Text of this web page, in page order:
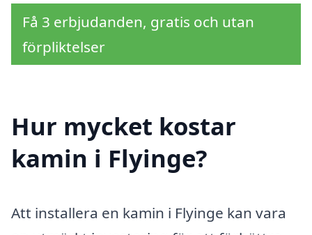
Få 3 erbjudanden, gratis och utan
förpliktelser
Hur mycket kostar
kamin i Flyinge?
Att installera en kamin i Flyinge kan vara